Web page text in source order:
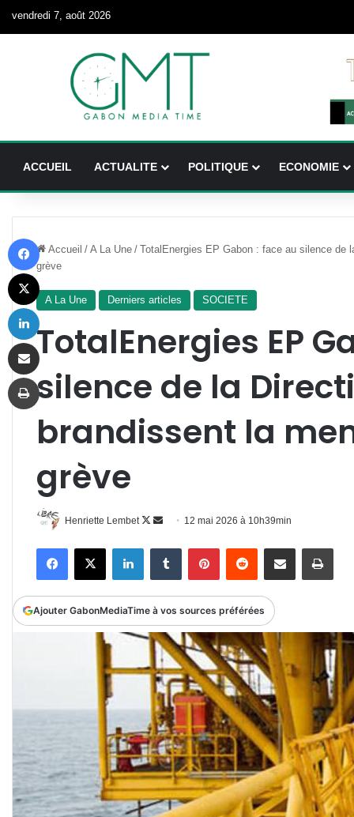
vendredi 7, août 2026
ACCUEIL ACTUALITE POLITIQUE ECONOMIE
Accueil / A La Une / TotalEnergies EP Gabon : face au silence de
grève
A La Une Derniers articles SOCIETE
TotalEnergies EP
silence de la
brandissent la
grève
Henriette Lembet
Follow
Envoyer
courriel
12 mai 2026 à 10h39min
FacebookX LinkedinTumblr PinterestReddit Partager par email
Ajouter GabonMediaTime à vos sources préférées
X
Linkedin
Partager par email
Imprimer